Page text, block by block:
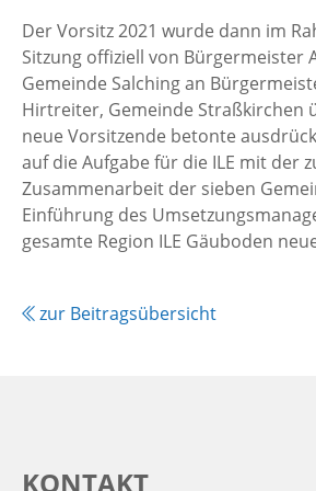
Der Vorsitz 2021 wurde dann im
Sitzung offiziell von Bürgermeister
Gemeinde Salching an
Hirtreiter, Gemeinde Straßkirchen
neue Vorsitzende betonte
auf die Aufgabe für die ILE mit der
Zusammenarbeit der sieben
Einführung des
gesamte Region ILE Gäuboden
zur Beitragsübersicht
KONTAKT